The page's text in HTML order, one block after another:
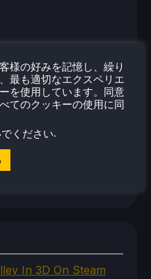
In 3D On Steam
様の好みを記憶し、繰り
最も適切なエクスペリエ
を使用しています。同意
てのクッキーの使用に同
ください.